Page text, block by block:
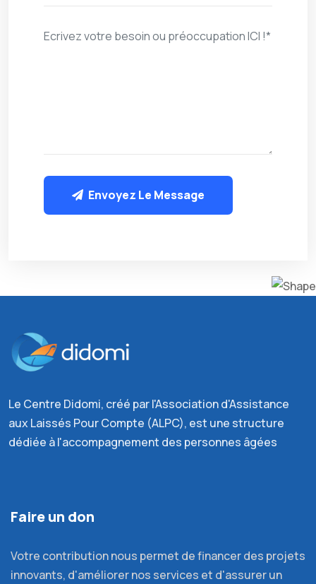
Envoyez Le Message
Le Centre Didomi, créé par l'Association d'Assistance
aux Laissés Pour Compte (ALPC), est une structure
dédiée à l'accompagnement des personnes âgées
Faire un don
Votre contribution nous permet de financer des projets
innovants, d'améliorer nos services et d'assurer un